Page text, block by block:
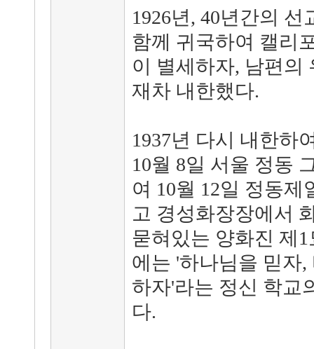
1926년, 40년간의
함께 귀국하여 캘리
이 별세하자, 남편의
재차 내한했다.
1937년 다시 내한하
10월 8일 서울 정동
여 10월 12일 정동
고 경성화장장에서
묻혀있는 양화진 제
에는 '하나님을 믿자
하자'라는 정신 학교
다.